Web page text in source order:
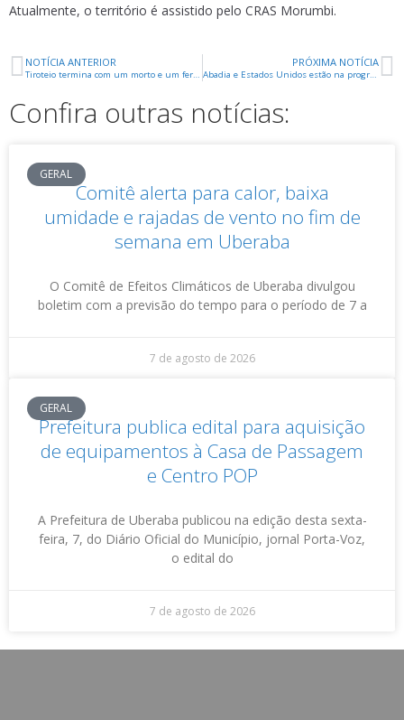
Atualmente, o território é assistido pelo CRAS Morumbi.
NOTÍCIA ANTERIOR
Tiroteio termina com um morto e um ferido em Conceição das Alagoas
PRÓXIMA NOTÍCIA
Abadia e Estados Unidos estão na programação de limpeza urbana da próxima semana
Confira outras notícias:
GERAL
Comitê alerta para calor, baixa
umidade e rajadas de vento no fim de
semana em Uberaba
O Comitê de Efeitos Climáticos de Uberaba divulgou
boletim com a previsão do tempo para o período de 7 a
7 de agosto de 2026
GERAL
Prefeitura publica edital para aquisição
de equipamentos à Casa de Passagem
e Centro POP
A Prefeitura de Uberaba publicou na edição desta sexta-
feira, 7, do Diário Oficial do Município, jornal Porta-Voz,
o edital do
7 de agosto de 2026